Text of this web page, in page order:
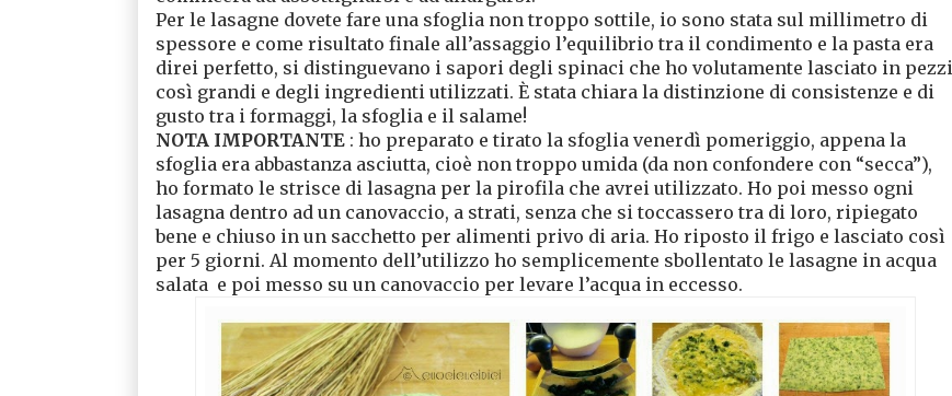
Per le lasagne dovete fare una sfoglia non troppo sottile, io sono stata sul millimetro di
spessore e come risultato finale all’assaggio l’equilibrio tra il condimento e la pasta era
direi perfetto, si distinguevano i sapori degli spinaci che ho volutamente lasciato in pezzi
così grandi e degli ingredienti utilizzati. È stata chiara la distinzione di consistenze e di
gusto tra i formaggi, la sfoglia e il salame!
NOTA IMPORTANTE: ho preparato e tirato la sfoglia venerdì pomeriggio, appena la
sfoglia era abbastanza asciutta, cioè non troppo umida (da non confondere con “secca”),
ho formato le strisce di lasagna per la pirofila che avrei utilizzato. Ho poi messo ogni
lasagna dentro ad un canovaccio, a strati, senza che si toccassero tra di loro, ripiegato
bene e chiuso in un sacchetto per alimenti privo di aria. Ho riposto il frigo e lasciato così
per 5 giorni. Al momento dell’utilizzo ho semplicemente sbollentato le lasagne in acqua
salata e poi messo su un canovaccio per levare l’acqua in eccesso.